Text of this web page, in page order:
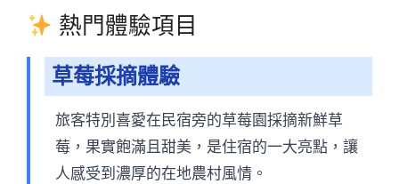
熱門體驗項目
草莓採摘體驗
旅客特別喜愛在民宿旁的草莓園採摘新鮮草
莓，果實飽滿且甜美，是住宿的一大亮點，讓
人感受到濃厚的在地農村風情。